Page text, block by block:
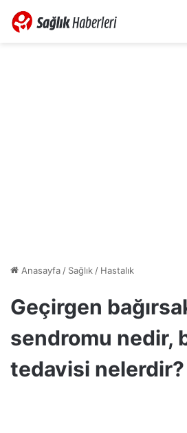
Anasayfa/ Sağlık/ Hastalık
Geçirgen
sendromu nedir,
tedavisi nelerdir?